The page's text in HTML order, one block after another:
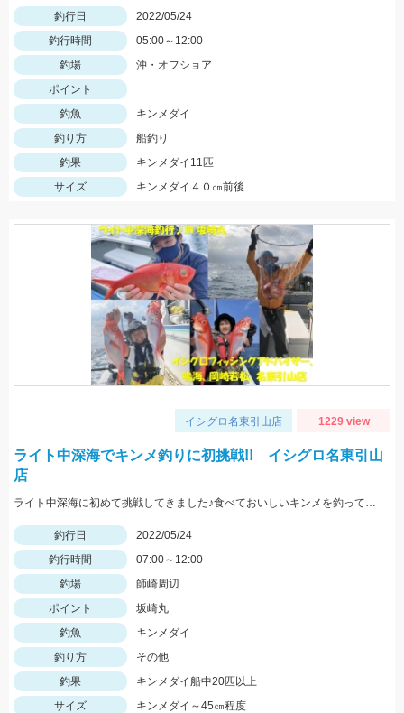
釣行日
2022/05/24
釣行時間
05:00～12:00
釣場
沖・オフショア
ポイント
釣魚
キンメダイ
釣り方
船釣り
釣果
キンメダイ11匹
サイズ
キンメダイ４０㎝前後
イシグロ名東引山店 1229 view
ライト中深海でキンメ釣りに初挑戦!! イシグロ名東引山
店
ライト中深海に初めて挑戦してきました♪食べておいしいキンメを釣ってみてはいかがでしょうか？ 水深300～400ｍで仕掛けは5～8本針のライト中深海用胴突き仕掛けに250号のオモリを使用しました
釣行日
2022/05/24
釣行時間
07:00～12:00
釣場
師崎周辺
ポイント
坂崎丸
釣魚
キンメダイ
釣り方
その他
釣果
キンメダイ船中20匹以上
サイズ
キンメダイ～45㎝程度